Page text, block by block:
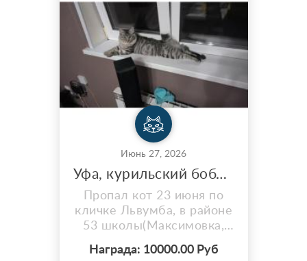
все ещё в здании,
возможно вышла за
территорию. На кошке
была оранжевая шлейка.
Июнь 27, 2026
Уфа, курильский бобтейл
Пропал кот 23 июня по
кличке Львумба, в районе
53 школы(Максимовка,
Короткий хвост, длинные
Награда: 10000.00 Руб